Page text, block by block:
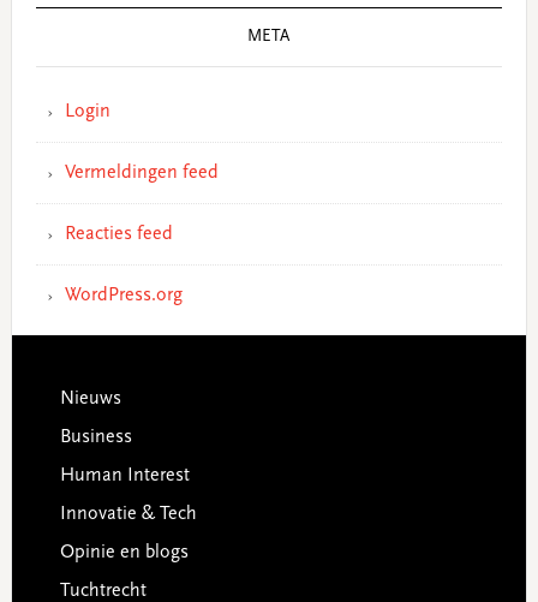
META
Login
Vermeldingen feed
Reacties feed
WordPress.org
Footer
Nieuws
Business
Human Interest
Innovatie & Tech
Opinie en blogs
Tuchtrecht